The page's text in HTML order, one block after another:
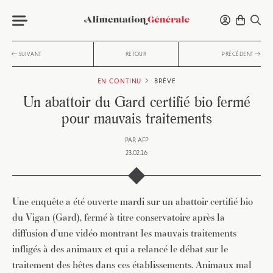
SUIVANT RETOUR PRÉCÉDENT
EN CONTINU BRÈVE
Un abattoir du Gard certifié bio fermé
pour mauvais traitements
PAR AFP
23.02.16
Une enquête a été ouverte mardi sur un abattoir certifié bio
du Vigan (Gard), fermé à titre conservatoire après la
diffusion d’une vidéo montrant les mauvais traitements
infligés à des animaux et qui a relancé le débat sur le
traitement des bêtes dans ces établissements. Animaux mal